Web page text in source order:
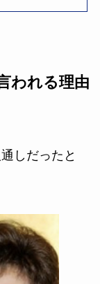
われる理由
しだったと